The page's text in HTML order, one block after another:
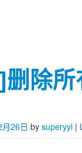
除所
26日 by superyyl |